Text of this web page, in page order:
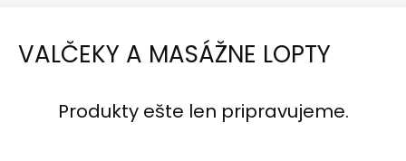
VALČEKY A MASÁŽNE LOPTY
Produkty ešte len pripravujeme.